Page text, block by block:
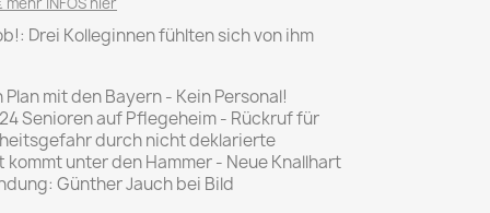
P.M. Biografie
Unser Wald
MUSIK
Breakout
MODE
Anna burda
Drei Kolleginnen fühlten sich von ihm
mit den Bayern - Kein Personal!
Senioren auf Pflegeheim - Rückruf für
durch nicht deklarierte
unter den Hammer - Neue Knallhart
Günther Jauch bei Bild